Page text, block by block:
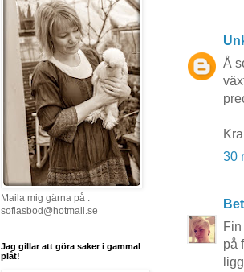
Å
30
på
Maila mig gärna på :
sofiasbod@hotmail.se
Jag gillar att göra saker i gammal
plåt!